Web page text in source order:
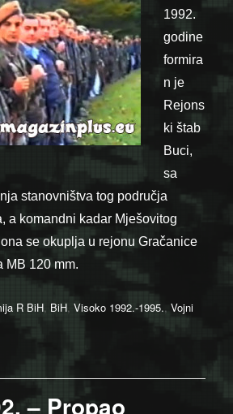
1992.
godine
formira
n je
Rejons
ki štab
Buci,
sa
stanovništva tog područja
a komandni kadar Mješovitog
se okuplja u rejonu Gračanice
MB 120 mm.
R BiH, BiH,Visoko 1992.-1995.,Vojni
– Propao